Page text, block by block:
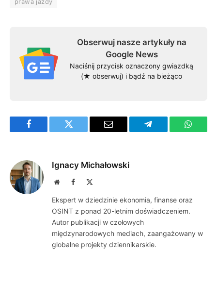
Obserwuj nasze artykuły na
Google News
Naciśnij przycisk oznaczony gwiazdką
(★ obserwuj) i bądź na bieżąco
Facebook Twitter Email Telegram
Ignacy Michałowski
WebsiteFacebook
Ekspert w dziedzinie ekonomia, finanse oraz
OSINT z ponad 20-letnim doświadczeniem.
Autor publikacji w czołowych
międzynarodowych mediach, zaangażowany w
globalne projekty dziennikarskie.